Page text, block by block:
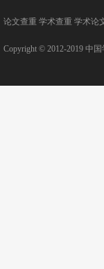
论文查重 学术查重 学术论
Copyright © 2012-2019 中国